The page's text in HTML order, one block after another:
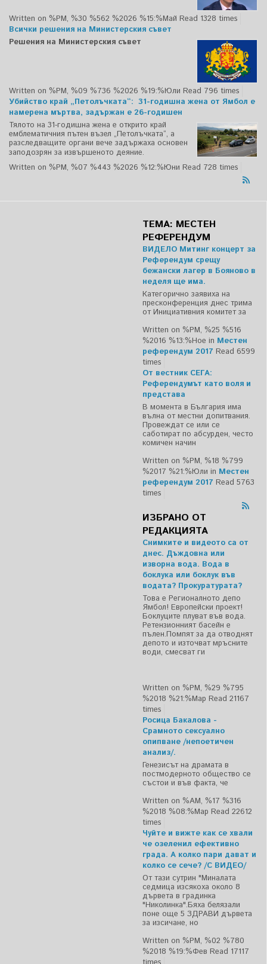
Written on %PM, %30 %562 %2026 %15:%Май Read 1328 times
Всички решения на Министерския съвет
Решения на Министерския съвет
Written on %PM, %09 %736 %2026 %19:%Юли Read 796 times
Убийство край „Петолъчката“: 31-годишна жена от Ямбол е
намерена мъртва, задържан е 26-годишен
Тялото на 31-годишна жена е открито край
емблематичния пътен възел „Петолъчката“, а
разследващите органи вече задържаха основен
заподозрян за извършеното деяние.
Written on %PM, %07 %443 %2026 %12:%Юни Read 728 times
ТЕМА: МЕСТЕН
РЕФЕРЕНДУМ
ВИДЕЛО Митинг концерт за
Референдум срещу
бежански лагер в Бояново в
неделя ще има.
Категорично заявиха на
пресконференция днес трима
от Инициативния комитет за
Written on %PM, %25 %516
%2016 %13:%Ное in Местен
референдум 2017 Read 6599
times
От вестник СЕГА:
Референдумът като воля и
представа
В момента в България има
вълна от местни допитвания.
Провеждат се или се
саботират по абсурден, често
комичен начин
Written on %PM, %18 %799
%2017 %21:%Юли in Местен
референдум 2017 Read 5763
times
ИЗБРАНО ОТ
РЕДАКЦИЯТА
Снимките и видеото са от
днес. Дъждовна или
изворна вода. Вода в
боклука или боклук във
водата? Прокуратурата?
Това е Регионалното депо
Ямбол! Европейски проект!
Боклуците плуват във вода.
Ретензионният басейн е
пълен.Помпят за да отводнят
депото и източват мръсните
води, смесват ги
Written on %PM, %29 %795
%2018 %21:%Мар Read 21167
times
Росица Бакалова -
Срамното сексуално
опипване /непоетичен
анализ/.
Генезисът на драмата в
постмодерното общество се
състои и във факта, че
Written on %AM, %17 %316
%2018 %08:%Мар Read 22612
times
Чуйте и вижте как се хвали
че озеленил ефективно
града. А колко пари дават и
колко се сече? /С ВИДЕО/
От тази сутрин "Миналата
седмица изсякоха около 8
дървета в градинка
"Николинка".Бяха белязали
поне още 5 ЗДРАВИ дървета
за изсичане, но
Written on %PM, %02 %780
%2018 %19:%Фев Read 17117